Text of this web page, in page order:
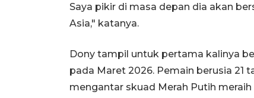
Saya pikir di masa depan dia akan
Asia," katanya.
Dony tampil untuk pertama kalinya
pada Maret 2026. Pemain berusia 21
mengantar skuad Merah Putih